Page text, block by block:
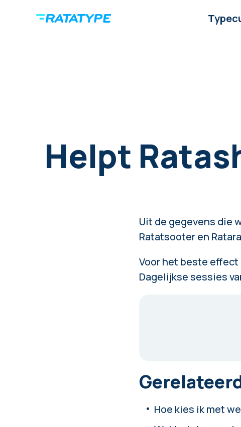
Helpt
Uit de gegevens die
Ratatsooter en
Voor het beste
Dagelijkse sessies
Hoe kies ik met